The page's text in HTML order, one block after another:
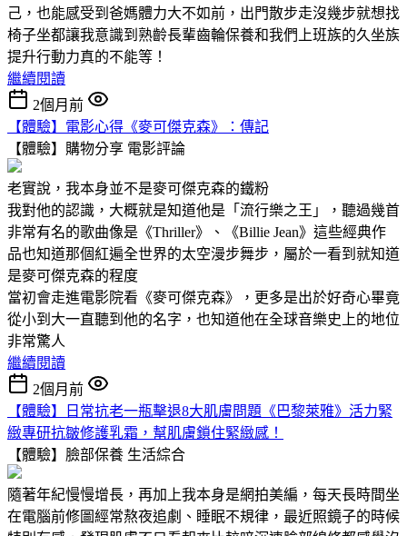
己，也能感受到爸媽體力大不如前，出門散步走沒幾步就想找
椅子坐都讓我意識到熟齡長輩齒輪保養和我們上班族的久坐族
提升行動力真的不能等！
繼續閱讀
2個月前
【體驗】電影心得《麥可傑克森》：傳記
【體驗】購物分享 電影評論
老實說，我本身並不是麥可傑克森的鐵粉
我對他的認識，大概就是知道他是「流行樂之王」，聽過幾首
非常有名的歌曲像是《Thriller》、《Billie Jean》這些經典作
品也知道那個紅遍全世界的太空漫步舞步，屬於一看到就知道
是麥可傑克森的程度
當初會走進電影院看《麥可傑克森》，更多是出於好奇心畢竟
從小到大一直聽到他的名字，也知道他在全球音樂史上的地位
非常驚人
繼續閱讀
2個月前
【體驗】日常抗老一瓶擊退8大肌膚問題《巴黎萊雅》活力緊
緻專研抗皺修護乳霜，幫肌膚鎖住緊緻感！
【體驗】臉部保養 生活綜合
隨著年紀慢慢增長，再加上我本身是網拍美編，每天長時間坐
在電腦前修圖經常熬夜追劇、睡眠不規律，最近照鏡子的時候